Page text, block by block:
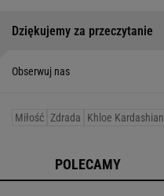
Dziękujemy za przeczytanie
Obserwuj nas
Miłość Zdrada Khloe Kardashian
POLECAMY